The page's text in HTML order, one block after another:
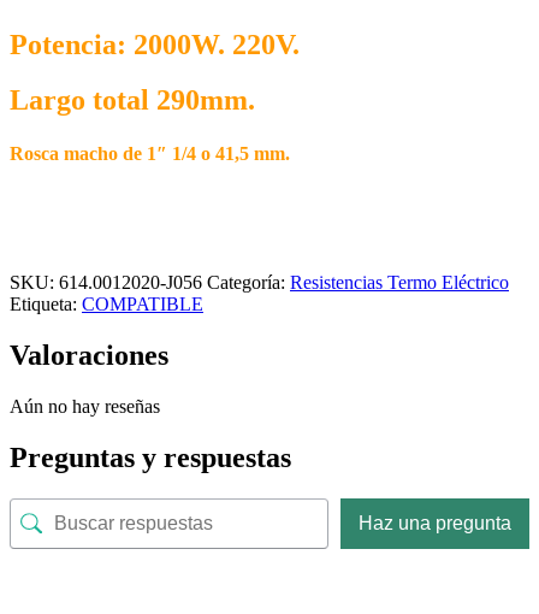
Potencia: 2000W. 220V.
Largo total 290mm.
Rosca macho de 1″ 1/4 o 41,5 mm.
SKU: 614.0012020-J056 Categoría: Resistencias Termo Eléctrico
Etiqueta: COMPATIBLE
Valoraciones
Aún no hay reseñas
Preguntas y respuestas
Haz una pregunta